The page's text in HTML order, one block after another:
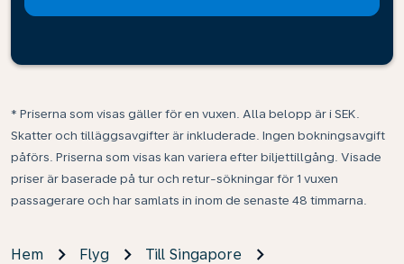
* Priserna som visas gäller för en vuxen. Alla belopp är i SEK.
Skatter och tilläggsavgifter är inkluderade. Ingen bokningsavgift
påförs. Priserna som visas kan variera efter biljettillgång. Visade
priser är baserade på tur och retur-sökningar för 1 vuxen
passagerare och har samlats in inom de senaste 48 timmarna.
Hem Flyg
Till Singapore